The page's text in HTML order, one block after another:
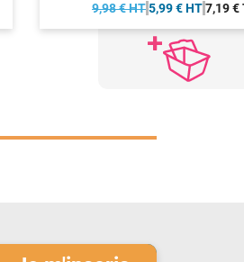
9,98 € HT5,99 € HT7,19 €